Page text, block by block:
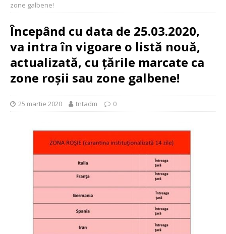
zone galbene!
Începând cu data de 25.03.2020,
va intra în vigoare o listă nouă,
actualizată, cu țările marcate ca
zone roșii sau zone galbene!
25 martie 2020 tntadm 0